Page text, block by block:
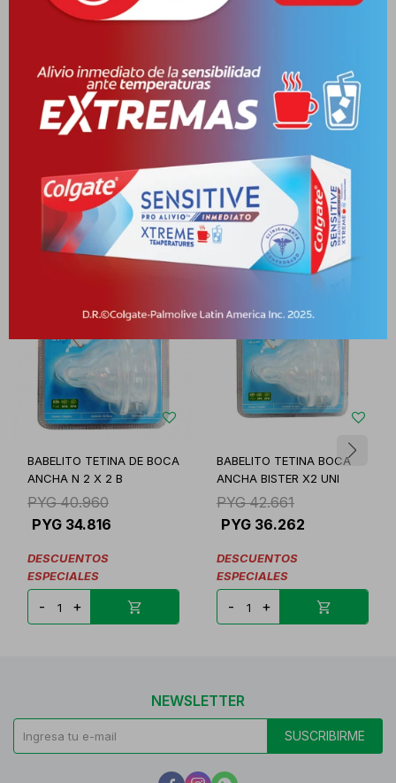
Medios de pago
Productos que te pueden interesar
BABELITO TETINA DE BOCA
ANCHA N 2 X 2 B
PYG 40.960
PYG 34.816
DESCUENTOS
ESPECIALES
- +
BABELITO TETINA BOCA
ANCHA BISTER X2 UNI
PYG 42.661
PYG 36.262
DESCUENTOS
ESPECIALES
- +
NEWSLETTER
SUSCRIBIRME